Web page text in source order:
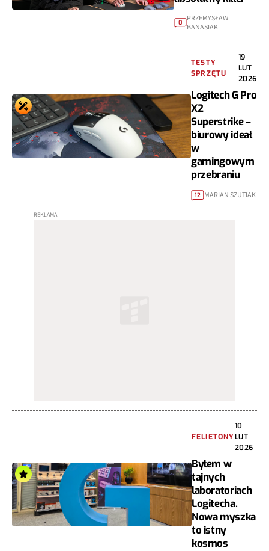
0
PRZEMYSŁAW
BANASIAK
TESTY
SPRZĘTU
19
LUT
2026
Logitech G Pro
X2
Superstrike –
biurowy ideał
w
gamingowym
przebraniu
12 MARIAN SZUTIAK
FELIETONY
10
LUT
2026
Byłem w
tajnych
laboratoriach
Logitecha.
Nowa myszka
to istny
kosmos